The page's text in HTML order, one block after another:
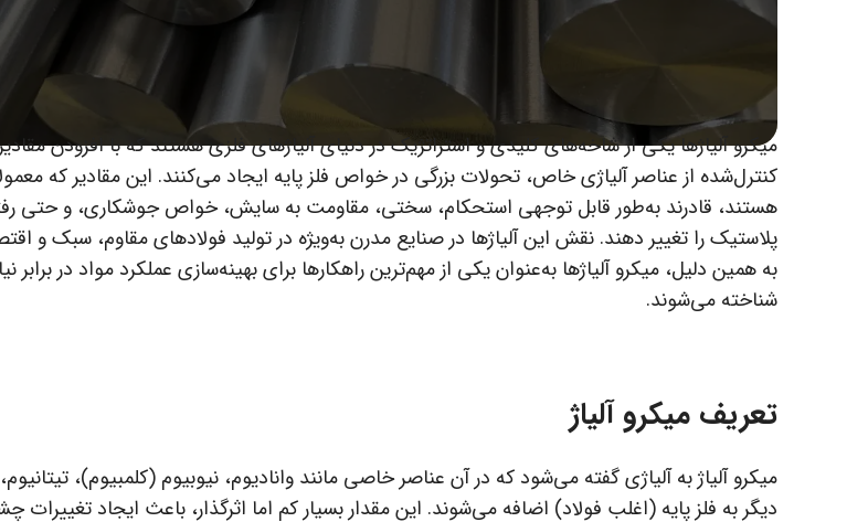
میکرو آلیاژها یکی از شاخه‌های کلیدی و استراتژیک در دنیای آلیاژهای فلزی هستند که با افزودن
هستند، قادرند به‌طور قابل توجهی استحکام، سختی، مقاومت به سایش، خواص جوشکاری، و حتی رفتار
پلاستیک را تغییر دهند. نقش این آلیاژها در صنایع مدرن به‌ویژه در تولید فولادهای مقاوم، سبک و
به همین دلیل، میکرو آلیاژها به‌عنوان یکی از مهم‌ترین راهکارها برای بهینه‌سازی عملکرد مواد در
شناخته می‌شوند.
تعریف میکرو آلیاژ
میکرو آلیاژ به آلیاژی گفته می‌شود که در آن عناصر خاصی مانند وانادیوم، نیوبیوم (کلمبیوم)،
دیگر به فلز پایه (اغلب فولاد) اضافه می‌شوند. این مقدار بسیار کم اما اثرگذار، باعث ایجاد تغییرات